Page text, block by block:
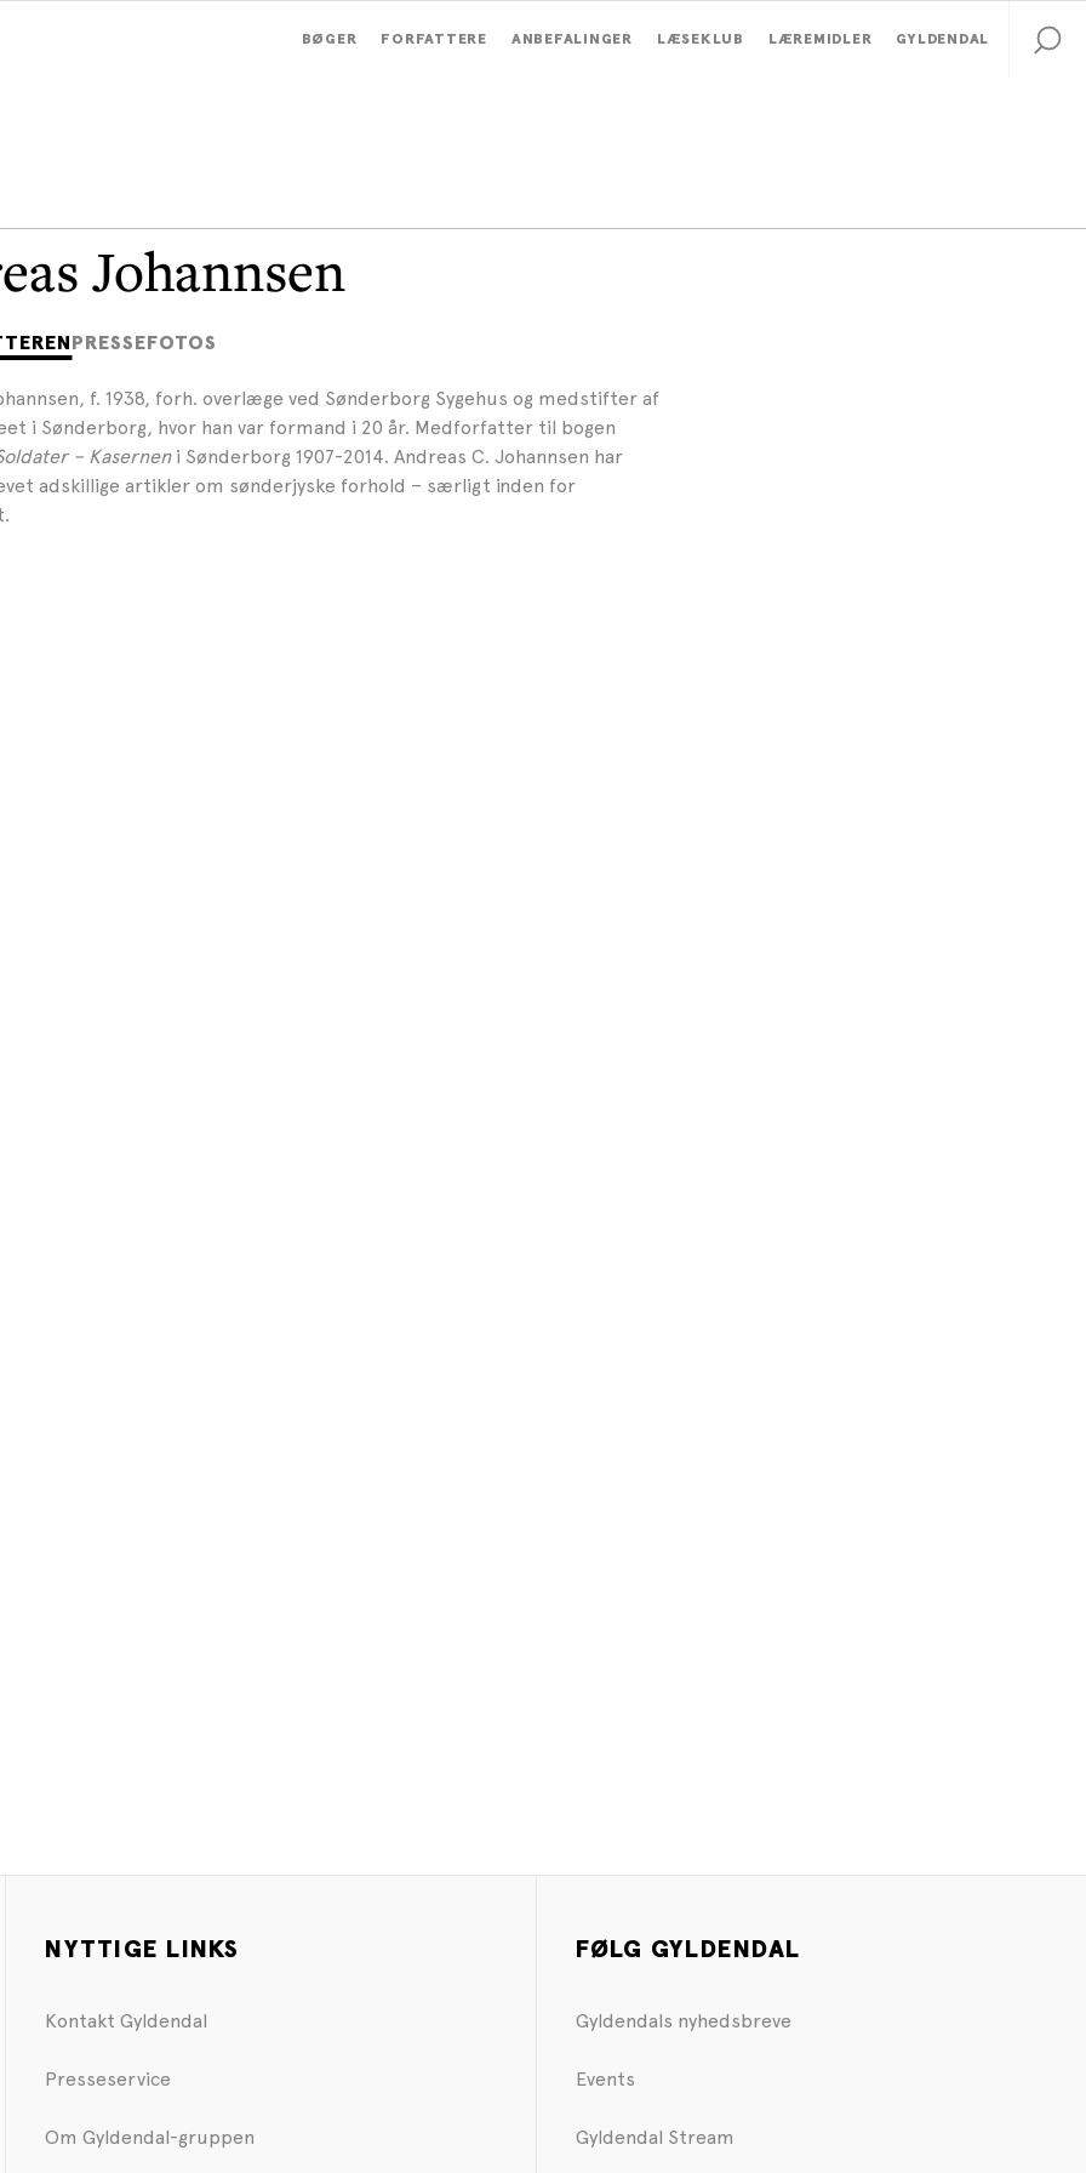
BØGER FORFATTERE ANBEFALINGER LÆSEKLUB LÆREMIDLER GYLDENDAL
Johannsen
PRESSEFOTOS
f. 1938, forh. overlæge ved Sønderborg Sygehus og medstifter af
i Sønderborg, hvor han var formand i 20 år. Medforfatter til bogen
– Kaserneni Sønderborg 1907-2014. Andreas C. Johannsen har
adskillige artikler om sønderjyske forhold – særligt inden for
NYTTIGE LINKS
Kontakt Gyldendal
Presseservice
Om Gyldendal-gruppen
FØLG GYLDENDAL
Gyldendals nyhedsbreve
Events
Gyldendal Stream